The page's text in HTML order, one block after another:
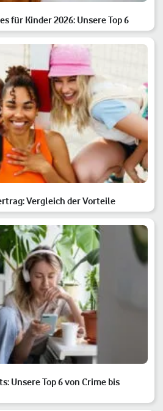
für Kinder 2026: Unsere Top 6
Vergleich der Vorteile
Unsere Top 6 von Crime bis